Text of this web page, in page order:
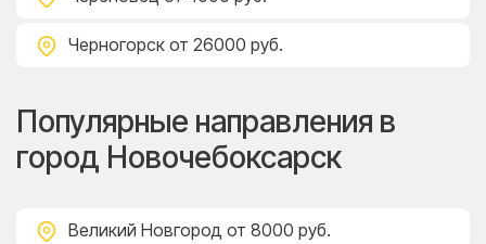
Черногорск от 26000 руб.
Популярные направления в
город Новочебоксарск
Великий Новгород от 8000 руб.